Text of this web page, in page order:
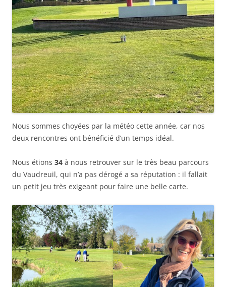
Nous sommes choyées par la météo cette année, car nos
deux rencontres ont bénéficié d’un temps idéal.
Nous étions 34 à nous retrouver sur le très beau parcours
du Vaudreuil, qui n’a pas dérogé a sa réputation : il fallait
un petit jeu très exigeant pour faire une belle carte.